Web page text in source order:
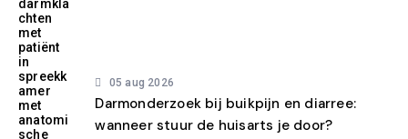
05 aug 2026
Darmonderzoek bij buikpijn en diarree:
wanneer stuur de huisarts je door?